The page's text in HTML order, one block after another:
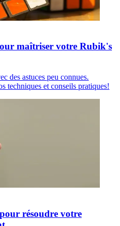
maîtriser votre Rubik's
des astuces peu connues.
techniques et conseils pratiques!
résoudre votre